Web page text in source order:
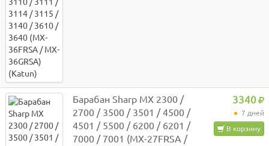
Барабан Sharp MX 2300 /
2700 / 3500 / 3501 / 4500 /
4501 / 5500 / 6200 / 6201 /
7000 / 7001 (MX-27FRSA /
3340
7 дней
В корзину